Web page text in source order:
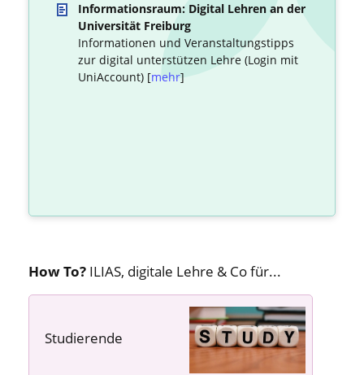
Informationsraum: Digital Lehren an der
Universität Freiburg
Informationen und Veranstaltungstipps
zur digital unterstützen Lehre (Login mit
UniAccount) [mehr]
How To? ILIAS, digitale Lehre & Co für...
Studierende